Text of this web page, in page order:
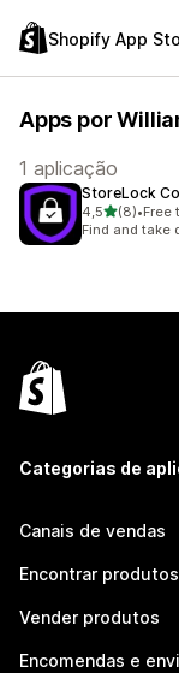
Shopify App
Apps por
1 aplicação
StoreLock
4,5de 5
(8)
8 total de
•Free
Find and take
Categorias de
Canais de vendas
Encontrar produtos
Vender produtos
Encomendas e